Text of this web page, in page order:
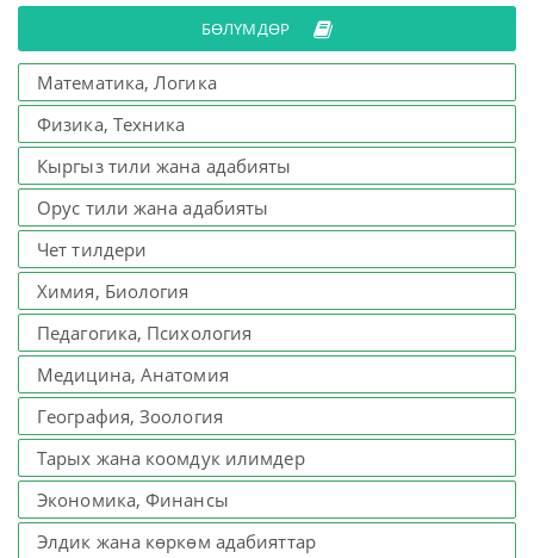
БӨЛҮМДӨР
Математика, Логика
Физика, Техника
Кыргыз тили жана адабияты
Орус тили жана адабияты
Чет тилдери
Химия, Биология
Педагогика, Психология
Медицина, Анатомия
География, Зоология
Тарых жана коомдук илимдер
Экономика, Финансы
Элдик жана көркөм адабияттар